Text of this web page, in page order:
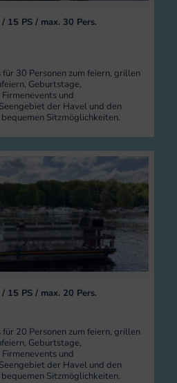
15 PS / max. 30 Pers.
für 30 Personen zum feiern, grillen
Geburtstage,
und
der Havel und den
Sitzmöglichkeiten.
15 PS / max. 20 Pers.
für 20 Personen zum feiern, grillen
Geburtstage,
und
der Havel und den
Sitzmöglichkeiten.